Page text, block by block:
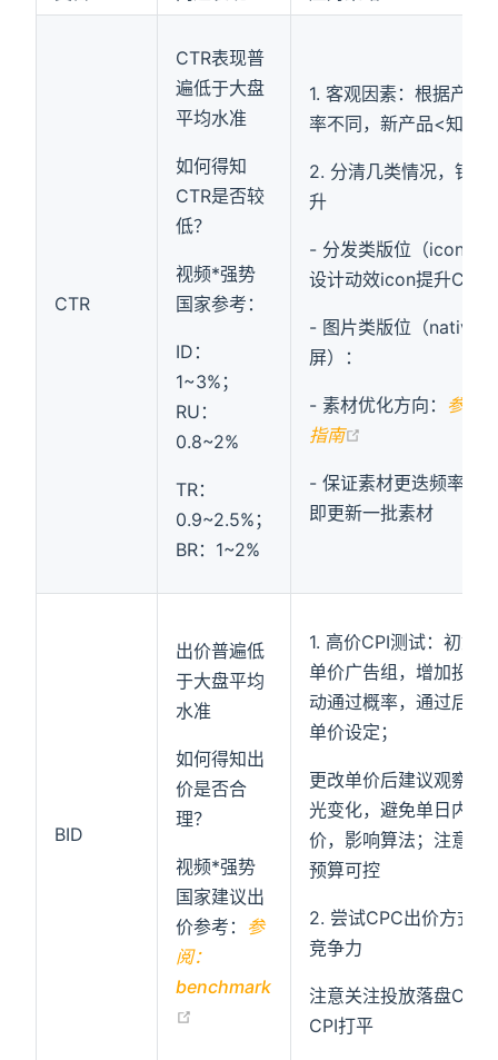
CTR
CTR表现普
遍低于大盘
平均水准
如何得知
CTR是否较
低？
视频*强势
国家参考：
ID：
1~3%；
RU：
0.8~2%
TR：
0.9~2.5%；
BR：1~2%
1. 客观因素：根据产品
率不同，新产品<知名
2. 分清几类情况，针对
升
- 分发类版位（icon）
设计动效icon提升CTR
- 图片类版位（native/
屏）：
- 素材优化方向： 参阅
指南
- 保证素材更迭频率：
即更新一批素材
BID
出价普遍低
于大盘平均
水准
如何得知出
价是否合
理？
视频*强势
国家建议出
价参考： 参
阅：
benchmark
(opens new window)
1. 高价CPI测试：初始
单价广告组，增加投放
动通过概率，通过后再
单价设定；
更改单价后建议观察2-
光变化，避免单日内频
价，影响算法；注意广
预算可控
2. 尝试CPC出价方式，
竞争力
注意关注投放落盘CPI
CPI打平